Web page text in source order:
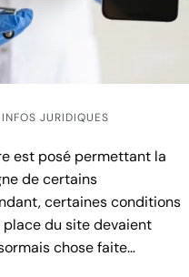
INFOS JURIDIQUES
est posé permettant la
de certains
certaines conditions
du site devaient
chose faite…